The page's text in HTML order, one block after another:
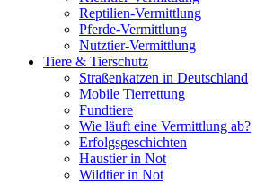
Reptilien-Vermittlung
Pferde-Vermittlung
Nutztier-Vermittlung
Tiere & Tierschutz
Straßenkatzen in Deutschland
Mobile Tierrettung
Fundtiere
Wie läuft eine Vermittlung ab?
Erfolgsgeschichten
Haustier in Not
Wildtier in Not